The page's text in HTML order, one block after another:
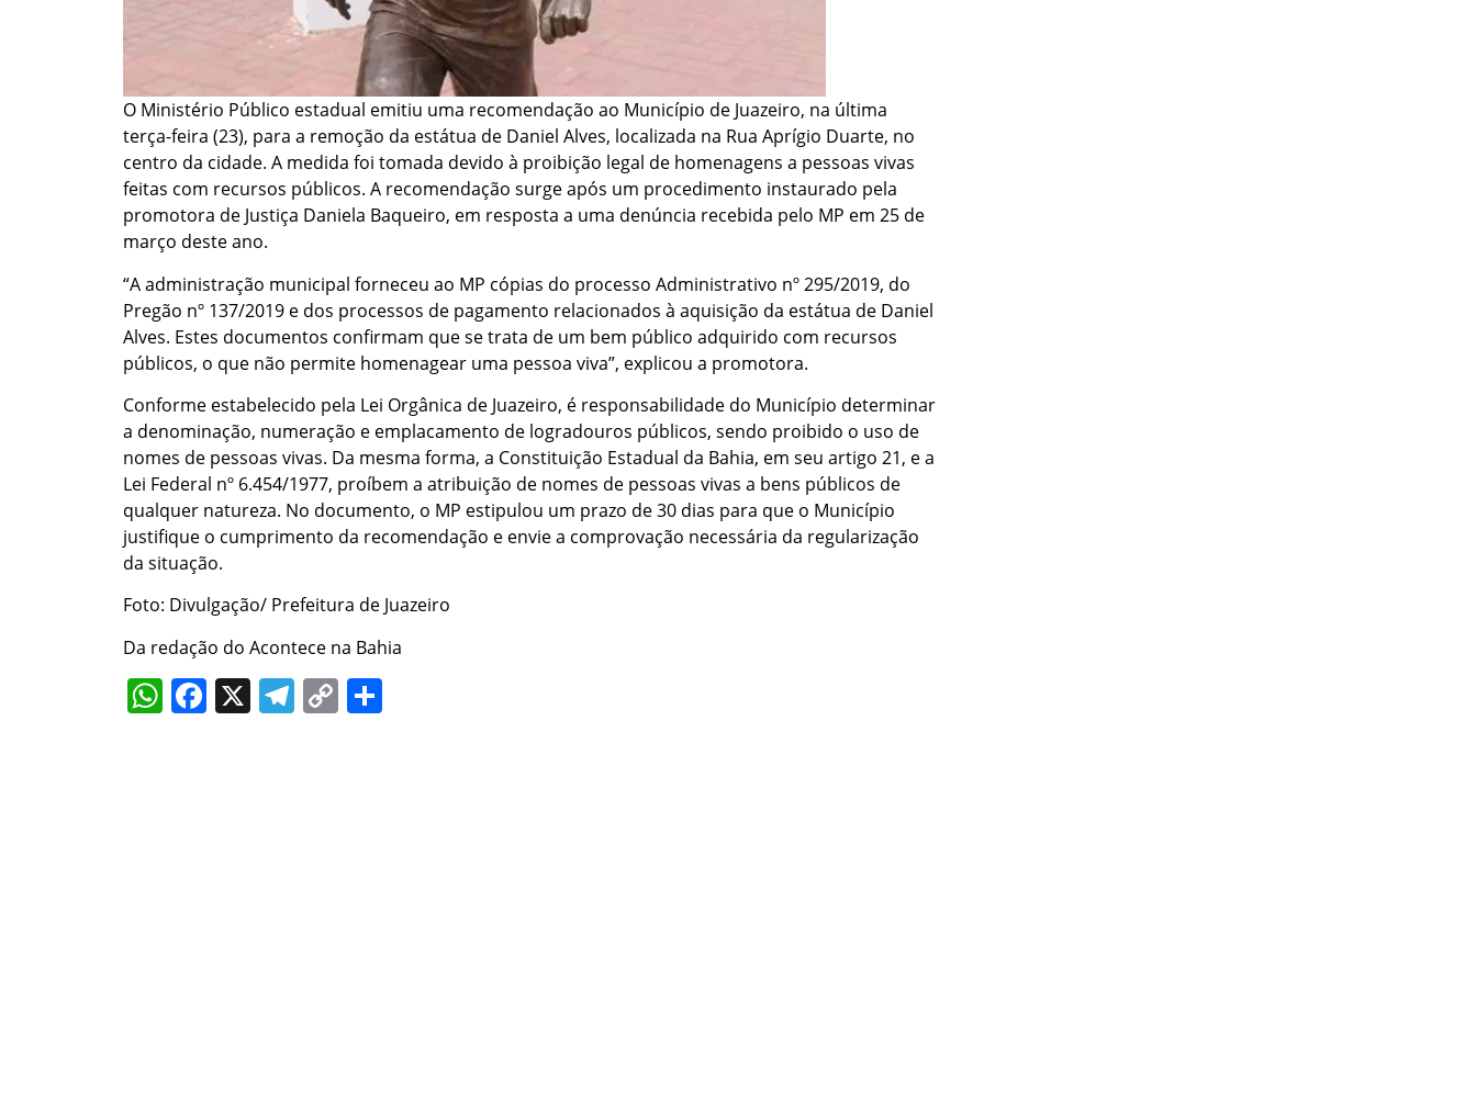
O Ministério Público estadual emitiu uma recomendação ao Município de Juazeiro, na última
terça-feira (23), para a remoção da estátua de Daniel Alves, localizada na Rua Aprígio Duarte, no
centro da cidade. A medida foi tomada devido à proibição legal de homenagens a pessoas vivas
feitas com recursos públicos. A recomendação surge após um procedimento instaurado pela
promotora de Justiça Daniela Baqueiro, em resposta a uma denúncia recebida pelo MP em 25 de
março deste ano.
“A administração municipal forneceu ao MP cópias do processo Administrativo nº 295/2019, do
Pregão nº 137/2019 e dos processos de pagamento relacionados à aquisição da estátua de Daniel
Alves. Estes documentos confirmam que se trata de um bem público adquirido com recursos
públicos, o que não permite homenagear uma pessoa viva”, explicou a promotora.
Conforme estabelecido pela Lei Orgânica de Juazeiro, é responsabilidade do Município determinar
a denominação, numeração e emplacamento de logradouros públicos, sendo proibido o uso de
nomes de pessoas vivas. Da mesma forma, a Constituição Estadual da Bahia, em seu artigo 21, e a
Lei Federal nº 6.454/1977, proíbem a atribuição de nomes de pessoas vivas a bens públicos de
qualquer natureza. No documento, o MP estipulou um prazo de 30 dias para que o Município
justifique o cumprimento da recomendação e envie a comprovação necessária da regularização
da situação.
Foto: Divulgação/ Prefeitura de Juazeiro
Da redação do Acontece na Bahia
WhatsApp
Facebook
X Telegram
Copy